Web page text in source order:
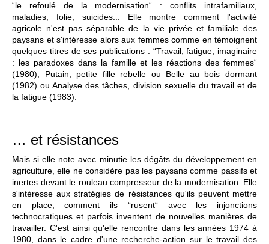
“le refoulé de la modernisation“ : conflits intrafamiliaux,
maladies, folie, suicides... Elle montre comment l'activité
agricole n'est pas séparable de la vie privée et familiale des
paysans et s'intéresse alors aux femmes comme en témoignent
quelques titres de ses publications : “Travail, fatigue, imaginaire
: les paradoxes dans la famille et les réactions des femmes“
(1980), Putain, petite fille rebelle ou Belle au bois dormant
(1982) ou Analyse des tâches, division sexuelle du travail et de
la fatigue (1983).
… et résistances
Mais si elle note avec minutie les dégâts du développement en
agriculture, elle ne considère pas les paysans comme passifs et
inertes devant le rouleau compresseur de la modernisation. Elle
s'intéresse aux stratégies de résistances qu'ils peuvent mettre
en place, comment ils “rusent“ avec les injonctions
technocratiques et parfois inventent de nouvelles manières de
travailler. C'est ainsi qu'elle rencontre dans les années 1974 à
1980, dans le cadre d'une recherche-action sur le travail des